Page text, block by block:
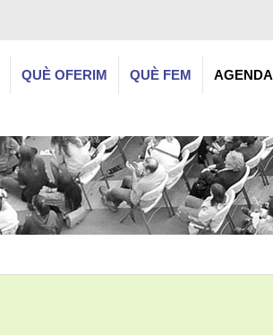
QUÈ OFERIM QUÈ FEM AGENDA